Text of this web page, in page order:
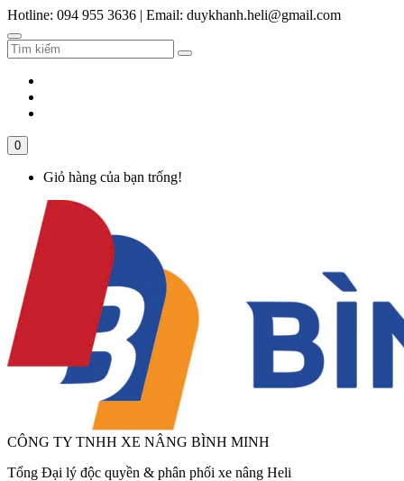
Hotline: 094 955 3636 | Email: duykhanh.heli@gmail.com
0
Giỏ hàng của bạn trống!
CÔNG TY TNHH XE NÂNG BÌNH MINH
Tổng Đại lý độc quyền & phân phối xe nâng Heli